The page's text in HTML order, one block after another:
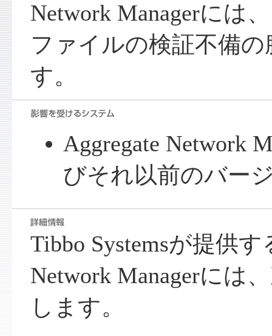
Network Managerには
ファイルの検証不備
す。
Aggregate Network
びそれ以前のバー
Tibbo Systemsが提供す
Network Managerには
します。